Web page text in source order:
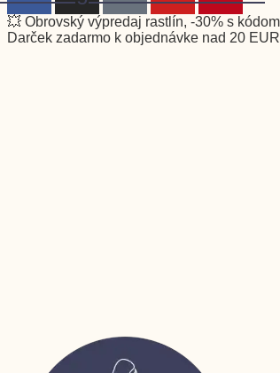
💥 Obrovský výpredaj rastlín, -30% s
Darček zadarmo k objednávke nad 20